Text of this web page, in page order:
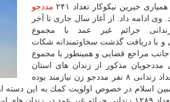
خیرین نیكوكار تعداد ۲۴۱
مددجو
وی ادامه داد: از آغاز سال جاری تا آخر
ماه تعداد ۲۴۱ زندانی جرائم غیر عمد با مجموع
ریال بدهی و با دریافت گذشت سخاوتمندانه شكات
مراجع قضایی و همینطور با مجموع
ریالی مددجویان مذكور از زندان های استان
تهران آزاد شدند كه از این تعداد زندانی ۸ نفر مددجو زن نیازمند بوده
اسلام در خصوص اولویت كمك به این دسته از